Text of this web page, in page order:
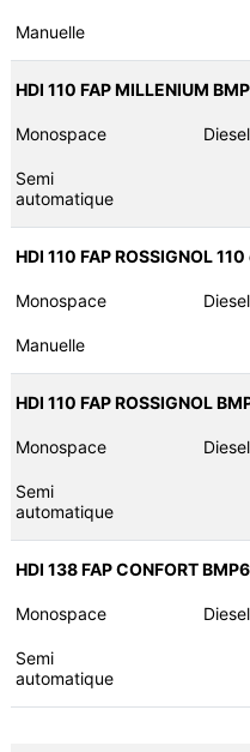
Manuelle
HDI 110 FAP MILLENIUM
Monospace Diesel
Semi
automatique
HDI 110 FAP ROSSIGNOL
Monospace Diesel
Manuelle
HDI 110 FAP ROSSIGNOL
Monospace Diesel
Semi
automatique
HDI 138 FAP CONFORT
Monospace Diesel
Semi
automatique